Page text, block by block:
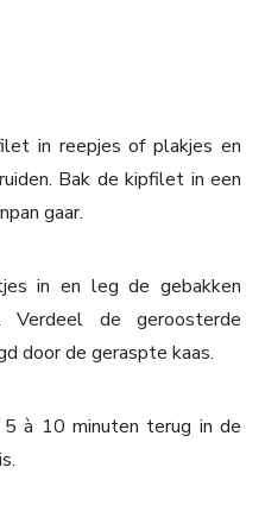
in reepjes of plakjes en
Bak de kipfilet in een
gaar.
in en leg de gebakken
Verdeel de geroosterde
door de geraspte kaas.
5 à 10 minuten terug in de